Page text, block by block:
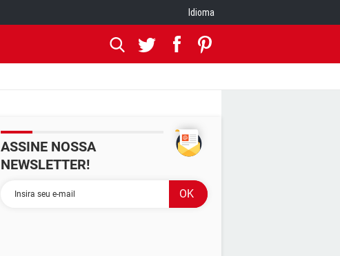
Idioma
ASSINE NOSSA
NEWSLETTER!